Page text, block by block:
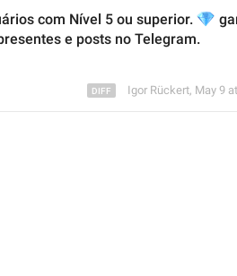
com Nível 5 ou superior.
e posts no Telegram.
Igor Rückert, May 9